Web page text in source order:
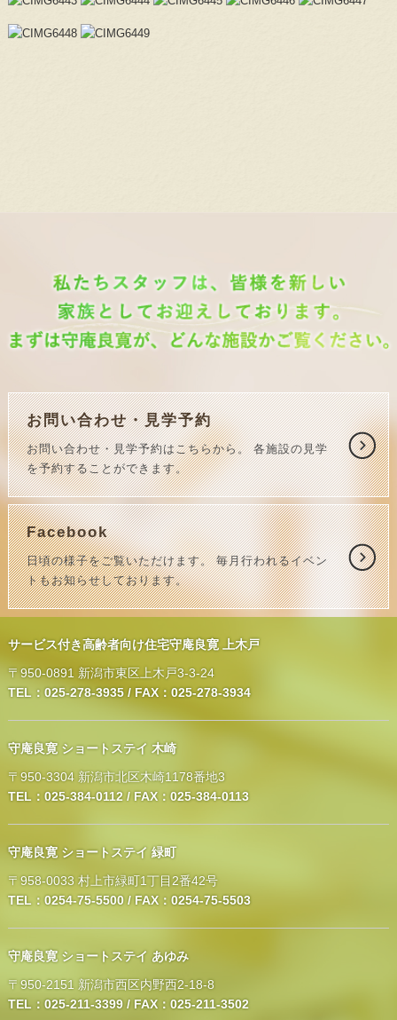
お問い合わせ・見学予約
お問い合わせ・見学予約はこちらから。 各施設の見学
を予約することができます。
Facebook
日頃の様子をご覧いただけます。 毎月行われるイベン
トもお知らせしております。
サービス付き高齢者向け住宅守庵良寛 上木戸
〒950-0891 新潟市東区上木戸3-3-24
TEL：025-278-3935 / FAX：025-278-3934
守庵良寛 ショートステイ 木崎
〒950-3304 新潟市北区木崎1178番地3
TEL：025-384-0112 / FAX：025-384-0113
守庵良寛 ショートステイ 緑町
〒958-0033 村上市緑町1丁目2番42号
TEL：0254-75-5500 / FAX：0254-75-5503
守庵良寛 ショートステイ あゆみ
〒950-2151 新潟市西区内野西2-18-8
TEL：025-211-3399 / FAX：025-211-3502